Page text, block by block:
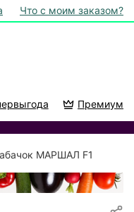
Что с моим заказом?
Премиум
МАРШАЛ F1